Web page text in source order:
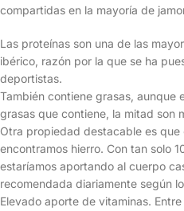
compartidas en la mayoría de
Las proteínas son una de las
ibérico, razón por la que se ha
deportistas.
También contiene grasas, aunque
grasas que contiene, la mitad son
Otra propiedad destacable es
encontramos hierro. Con tan solo
estaríamos aportando al cuerpo
recomendada diariamente según
Elevado aporte de vitaminas.